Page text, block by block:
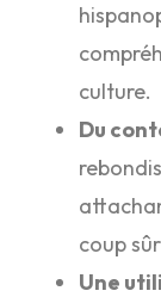
culture.
Du
coup
Une